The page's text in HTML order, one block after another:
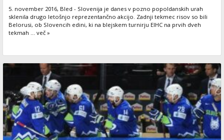
5. november 2016, Bled - Slovenija je danes v pozno popoldanskih urah
sklenila drugo letošnjo reprezentančno akcijo. Zadnji tekmec risov so bili
Belorusi, ob Slovencih edini, ki na blejskem turnirju EIHC na prvih dveh
tekmah ... več »